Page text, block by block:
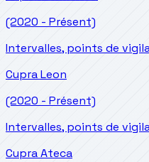
(2020 - Présent)
Intervalles, points de
CupraLeon
(2020 - Présent)
Intervalles, points de
CupraAteca